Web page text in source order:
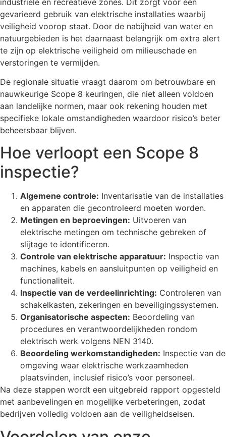
gevarieerd gebruik van elektrische installaties waarbij
veiligheid voorop staat. Door de nabijheid van water en
natuurgebieden is het daarnaast belangrijk om extra alert
te zijn op elektrische veiligheid om milieuschade en
verstoringen te vermijden.
De regionale situatie vraagt daarom om betrouwbare en
nauwkeurige Scope 8 keuringen, die niet alleen voldoen
aan landelijke normen, maar ook rekening houden met
specifieke lokale omstandigheden waardoor risico’s beter
beheersbaar blijven.
Hoe verloopt een Scope 8
inspectie?
Algemene controle: Inventarisatie van de installaties
en apparaten die gecontroleerd moeten worden.
Metingen en beproevingen: Uitvoeren van
elektrische metingen om technische gebreken of
slijtage te identificeren.
Controle van elektrische apparatuur: Inspectie van
machines, kabels en aansluitpunten op veiligheid en
functionaliteit.
Inspectie van de verdeelinrichting: Controleren van
schakelkasten, zekeringen en beveiligingssystemen.
Organisatorische aspecten: Beoordeling van
procedures en verantwoordelijkheden rondom
elektrisch werk volgens NEN 3140.
Beoordeling werkomstandigheden: Inspectie van de
omgeving waar elektrische werkzaamheden
plaatsvinden, inclusief risico’s voor personeel.
Na deze stappen wordt een uitgebreid rapport opgesteld
met aanbevelingen en mogelijke verbeteringen, zodat
bedrijven volledig voldoen aan de veiligheidseisen.